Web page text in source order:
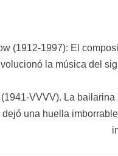
(1912-1997): El
la música del
VVVV). La bailarina
dejó una huella